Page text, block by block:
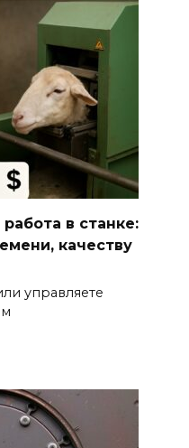
в станке:
качеству
управляете